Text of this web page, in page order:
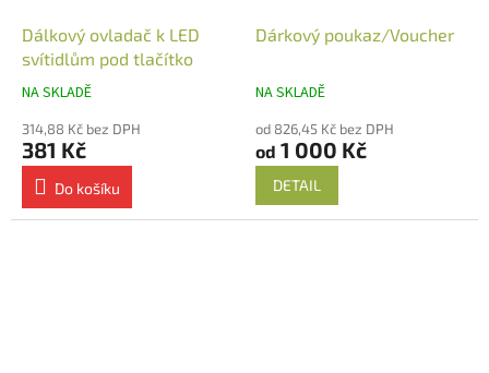
Dálkový ovladač k LED
svítidlům pod tlačítko
NA SKLADĚ
314,88 Kč bez DPH
381 Kč
Do košíku
Dárkový poukaz/Voucher
NA SKLADĚ
od 826,45 Kč bez DPH
od 1 000 Kč
DETAIL